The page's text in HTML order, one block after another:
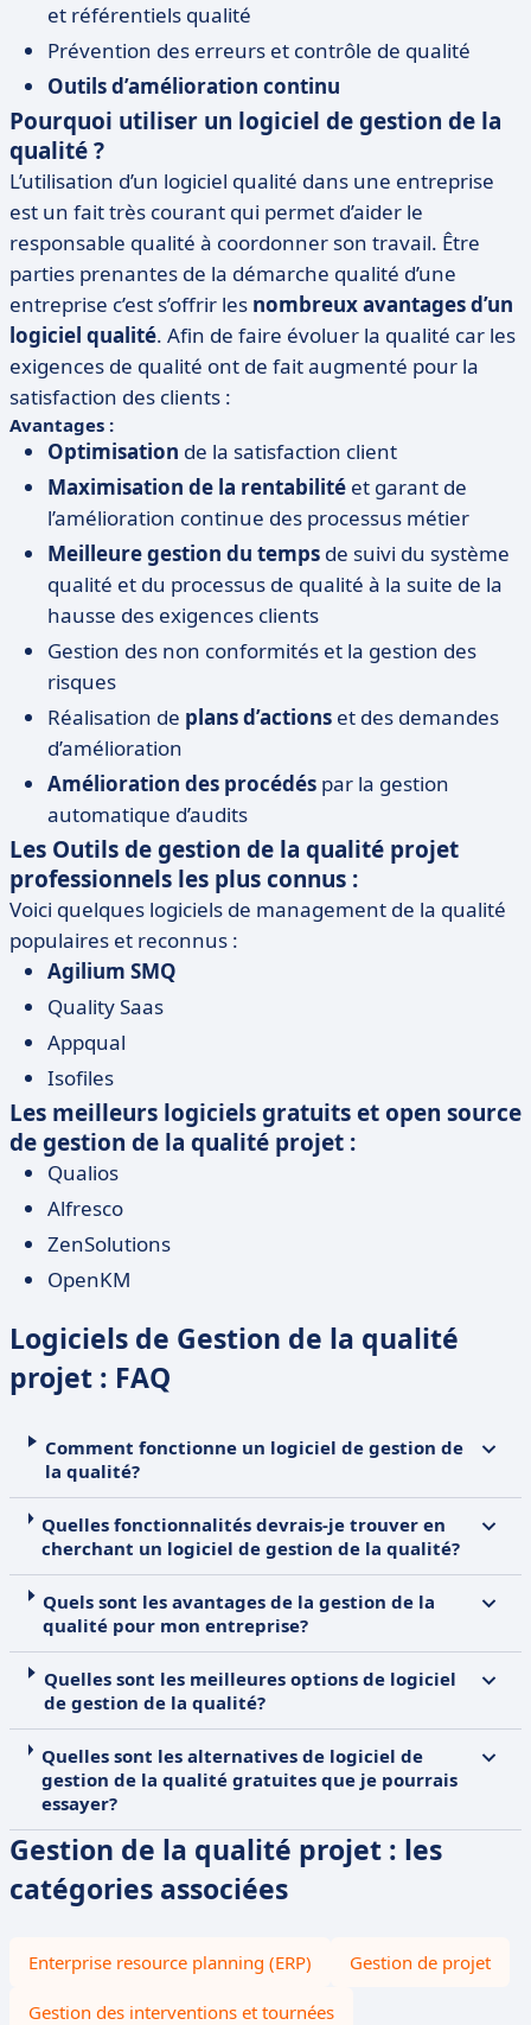
et référentiels qualité
Prévention des erreurs et contrôle de qualité
Outils d’amélioration continu
Pourquoi utiliser un logiciel de gestion de la
qualité ?
L’utilisation d’un logiciel qualité dans une entreprise
est un fait très courant qui permet d’aider le
responsable qualité à coordonner son travail. Être
parties prenantes de la démarche qualité d’une
entreprise c’est s’offrir les nombreux avantages d’un
logiciel qualité. Afin de faire évoluer la qualité car les
exigences de qualité ont de fait augmenté pour la
satisfaction des clients :
Avantages :
Optimisation de la satisfaction client
Maximisation de la rentabilité et garant de
l’amélioration continue des processus métier
Meilleure gestion du temps de suivi du système
qualité et du processus de qualité à la suite de la
hausse des exigences clients
Gestion des non conformités et la gestion des
risques
Réalisation de plans d’actions et des demandes
d’amélioration
Amélioration des procédés par la gestion
automatique d’audits
Les Outils de gestion de la qualité projet
professionnels les plus connus :
Voici quelques logiciels de management de la qualité
populaires et reconnus :
Agilium SMQ
Quality Saas
Appqual
Isofiles
Les meilleurs logiciels gratuits et open source
de gestion de la qualité projet :
Qualios
Alfresco
ZenSolutions
OpenKM
Logiciels de Gestion de la qualité
projet : FAQ
Comment fonctionne un logiciel de gestion de
la qualité?
Quelles fonctionnalités devrais-je trouver en
cherchant un logiciel de gestion de la qualité?
Quels sont les avantages de la gestion de la
qualité pour mon entreprise?
Quelles sont les meilleures options de logiciel
de gestion de la qualité?
Quelles sont les alternatives de logiciel de
gestion de la qualité gratuites que je pourrais
essayer?
Gestion de la qualité projet : les
catégories associées
Enterprise resource planning (ERP) Gestion de projet
Gestion des interventions et tournées